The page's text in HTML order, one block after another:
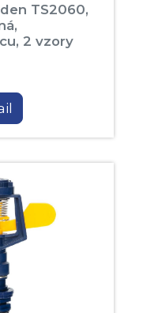
TS2060,
2 vzory